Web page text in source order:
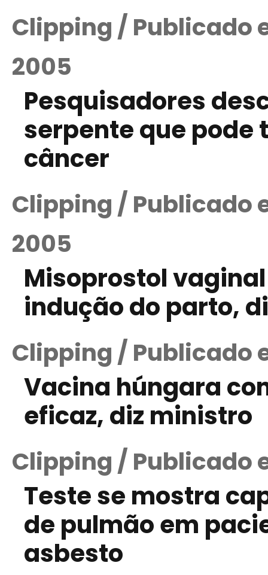
Clipping / Publicado
2005
Pesquisadores
serpente que pode
câncer
Clipping / Publicado
2005
Misoprostol
indução do parto,
Clipping / Publicado
Vacina húngara
eficaz, diz ministro
Clipping / Publicado
Teste se mostra
de pulmão em
asbesto